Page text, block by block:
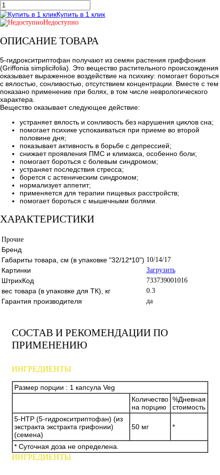
Купить в 1 клик
Недоступно
ОПИСАНИЕ ТОВАРА
5-гидрокситриптофан получают из семян растения гриффония
(Griffonia simplicifolia). Это вещество растительного происхождения
оказывает выраженное воздействие на психику: помогает бороться
с вялостью, сонливостью, отсутствием концентрации. Вместе с тем
показано применение при болях, в том числе неврологического
характера.
Вещество оказывает следующее действие:
устраняет вялость и сонливость без нарушения циклов сна;
помогает психике успокаиваться при приеме во второй
половине дня;
показывает активность в борьбе с депрессией;
снижает проявления ПМС и климакса, особенно боли;
помогает бороться с болевым синдромом;
устраняет последствия стресса;
борется с астеническим синдромом;
нормализует аппетит;
применяется для терапии пищевых расстройств;
помогает бороться с мышечными болями.
ХАРАКТЕРИСТИКИ
Прочие
Бренд
Габариты товара, см (в упаковке "32/12*10") 10/14/17
Картинки Загрузить
ШтрихКод 733739001016
вес товара (в упаковке для ТК), кг 0.3
Гарантия производителя да
СОСТАВ И РЕКОМЕНДАЦИИ ПО
ПРИМЕНЕНИЮ
ИНГРЕДИЕНТЫ
Размер порции : 1 капсула Veg
Количество
на порцию
%Дневная
стоимость
5-HTP (5-гидрокситриптофан) (из
экстракта экстракта грифонии)
(семена)
50 мг *
* Суточная доза не определена.
ИНГРЕДИЕНТЫ